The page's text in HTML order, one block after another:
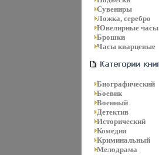
Сувениры
Ложка, серебро
Ювелирные часы
Брошки
Часы кварцевые
Биографический
Боевик
Военный
Детектив
Исторический
Комедия
Криминальный
Мелодрама